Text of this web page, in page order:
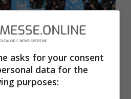
pomeriggio andrà
asks for your consent
data for the
purposes: